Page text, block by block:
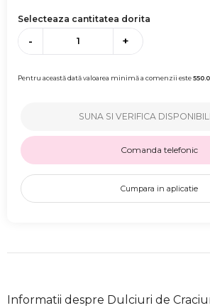
Selecteaza cantitatea dorita
- +
Pentru această dată valoarea minimă a comenzii este
SUNA SI VERIFICA
Comanda telefonic
Cumpara in aplicatie
Informatii despre Dulciuri de